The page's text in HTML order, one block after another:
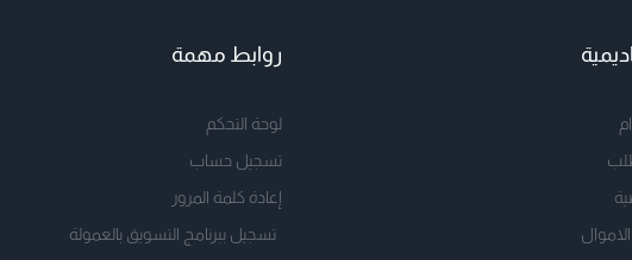
روابط مهمة
لوحة التحكم
تسجيل حساب
إعادة كلمة المرور
تسجيل ببرنامج التسويق بالعمولة